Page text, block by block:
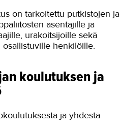
on tarkoitettu putkistojen ja
asentajille ja
urakoitsijoille sekä
henkilöille.
koulutuksen ja
ja yhdestä